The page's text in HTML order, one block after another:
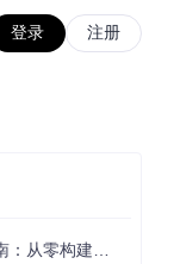
登录 注册
建技术能力体系